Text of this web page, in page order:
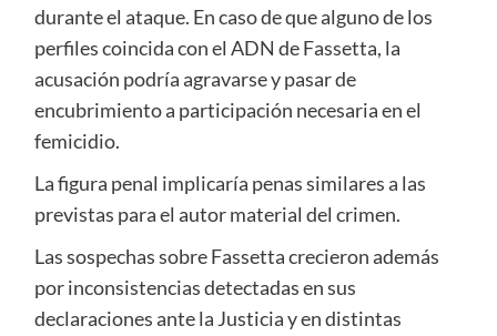
durante el ataque. En caso de que alguno de los
perfiles coincida con el ADN de Fassetta, la
acusación podría agravarse y pasar de
encubrimiento a participación necesaria en el
femicidio.
La figura penal implicaría penas similares a las
previstas para el autor material del crimen.
Las sospechas sobre Fassetta crecieron además
por inconsistencias detectadas en sus
declaraciones ante la Justicia y en distintas